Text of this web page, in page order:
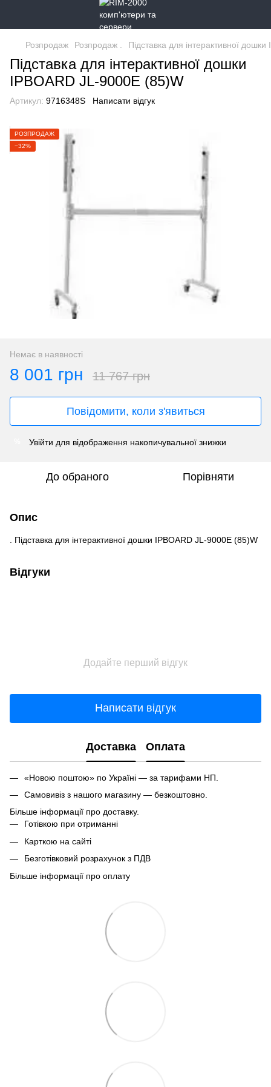
Розпродаж Розпродаж . Підставка для інтерактивної
Підставка для інтерактивної дошки
IPBOARD JL-9000E (85)W
Артикул: 9716348S Написати відгук
РОЗПРОДАЖ
−32%
Немає в наявності
8 001 грн 11 767 грн
Повідомити, коли з'явиться
Увійти для відображення накопичувальної знижки
До обраного Порівняти
Опис
. Підставка для інтерактивної дошки IPBOARD JL-9000E (85)W
Відгуки
Додайте перший відгук
Написати відгук
Доставка Оплата
«Новою поштою» по Україні — за тарифами НП.
Самовивіз з нашого магазину — безкоштовно.
Більше інформації про доставку.
Готівкою при отриманні
Карткою на сайті
Безготівковий розрахунок з ПДВ
Більше інформації про оплату